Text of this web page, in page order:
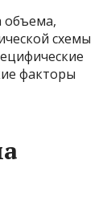
объема,
схемы
факторы